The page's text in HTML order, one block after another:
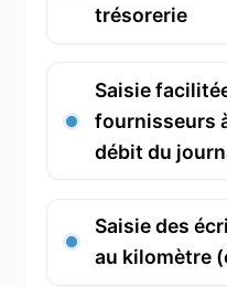
trésorerie
Saisie
fournisseurs
débit du
Saisie des
au kilomètre